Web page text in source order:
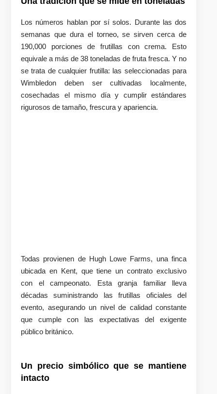
Los números hablan por sí solos. Durante las dos
semanas que dura el torneo, se sirven cerca de
190,000 porciones de frutillas con crema. Esto
equivale a más de 38 toneladas de fruta fresca. Y no
se trata de cualquier frutilla: las seleccionadas para
Wimbledon deben ser cultivadas localmente,
cosechadas el mismo día y cumplir estándares
rigurosos de tamaño, frescura y apariencia.
Todas provienen de Hugh Lowe Farms, una finca
ubicada en Kent, que tiene un contrato exclusivo
con el campeonato. Esta granja familiar lleva
décadas suministrando las frutillas oficiales del
evento, asegurando un nivel de calidad constante
que cumple con las expectativas del exigente
público británico.
Un precio simbólico que se mantiene
intacto